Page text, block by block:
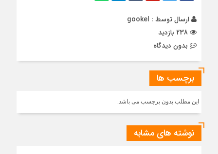
ارسال توسط : gookel
بدون دیدگاه
برچسب ها
این مطلب بدون برچسب می باشد.
نوشته های مشابه